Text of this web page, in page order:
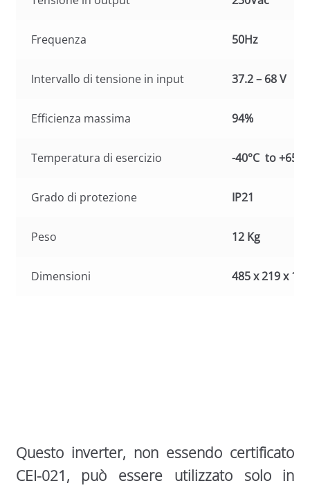
Frequenza 50Hz
Intervallo di tensione in input 37.2 – 68 V
Efficienza massima 94%
Temperatura di esercizio -40°C to +65°C
Grado di protezione IP21
Peso 12 Kg
Dimensioni 485 x 219 x
Questo inverter, non essendo certificato
CEI-021, può essere utilizzato solo in